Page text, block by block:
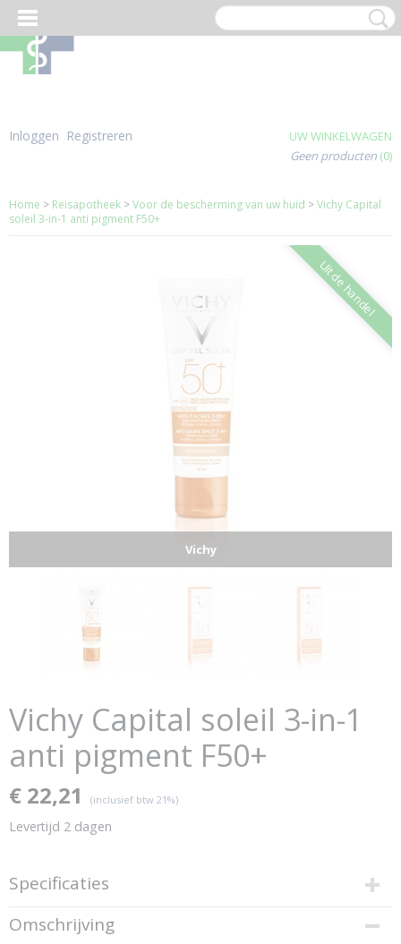
Inloggen Registreren
UW WINKELWAGEN
Geen producten (0)
Home > Reisapotheek >Voor de bescherming van uw huid >Vichy Capital
soleil 3-in-1 anti pigment F50+
Vichy
Uit de handel
Vichy Capital soleil 3-in-1
anti pigment F50+
€ 22,21 (inclusief btw 21%)
Levertijd 2 dagen
Specificaties
Productcode
16195167
Omschrijving